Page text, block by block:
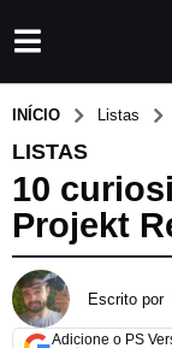
INÍCIO Listas
LISTAS
10
Projekt
Escrito por
Adicione o PS